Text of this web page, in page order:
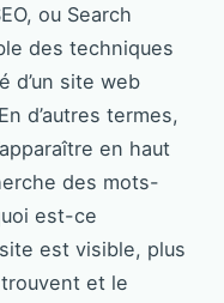
ou Search
des techniques
d’un site web
d’autres termes,
en haut
des mots-
est-ce
est visible, plus
et le